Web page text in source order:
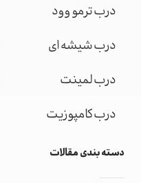
درب ترمو وود
درب شیشه ای
درب لمینت
درب کامپوزیت
دسته بندی مقالات